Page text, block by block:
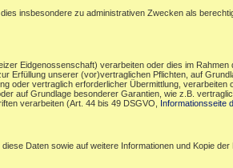
insbesondere zu administrativen Zwecken als
Eidgenossenschaft) verarbeiten oder dies im
Erfüllung unserer (vor)vertraglichen Pflichten, auf
oder vertraglich erforderlicher Übermittlung, verarbeiten
auf Grundlage besonderer Garantien, wie z.B.
verarbeiten (Art. 44 bis 49 DSGVO, Informationsseite
Daten sowie auf weitere Informationen und Kopie